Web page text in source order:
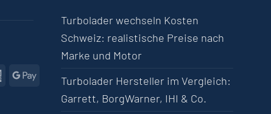
AmericanGoogle
Turbolader wechseln Kosten
Schweiz: realistische Preise nach
Marke und Motor
Turbolader Hersteller im Vergleich:
Garrett, BorgWarner, IHI & Co.